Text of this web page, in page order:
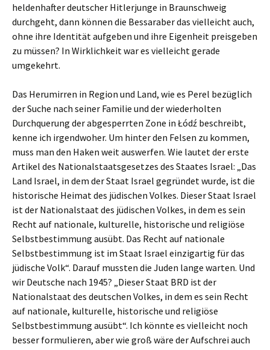
heldenhafter deutscher Hitlerjunge in Braunschweig
durchgeht, dann können die Bessaraber das vielleicht auch,
ohne ihre Identität aufgeben und ihre Eigenheit preisgeben
zu müssen? In Wirklichkeit war es vielleicht gerade
umgekehrt.
Das Herumirren in Region und Land, wie es Perel bezüglich
der Suche nach seiner Familie und der wiederholten
Durchquerung der abgesperrten Zone in Łódź beschreibt,
kenne ich irgendwoher. Um hinter den Felsen zu kommen,
muss man den Haken weit auswerfen. Wie lautet der erste
Artikel des Nationalstaatsgesetzes des Staates Israel: „Das
Land Israel, in dem der Staat Israel gegründet wurde, ist die
historische Heimat des jüdischen Volkes. Dieser Staat Israel
ist der Nationalstaat des jüdischen Volkes, in dem es sein
Recht auf nationale, kulturelle, historische und religiöse
Selbstbestimmung ausübt. Das Recht auf nationale
Selbstbestimmung ist im Staat Israel einzigartig für das
jüdische Volk“. Darauf mussten die Juden lange warten. Und
wir Deutsche nach 1945? „Dieser Staat BRD ist der
Nationalstaat des deutschen Volkes, in dem es sein Recht
auf nationale, kulturelle, historische und religiöse
Selbstbestimmung ausübt“. Ich könnte es vielleicht noch
besser formulieren, aber wie groß wäre der Aufschrei auch